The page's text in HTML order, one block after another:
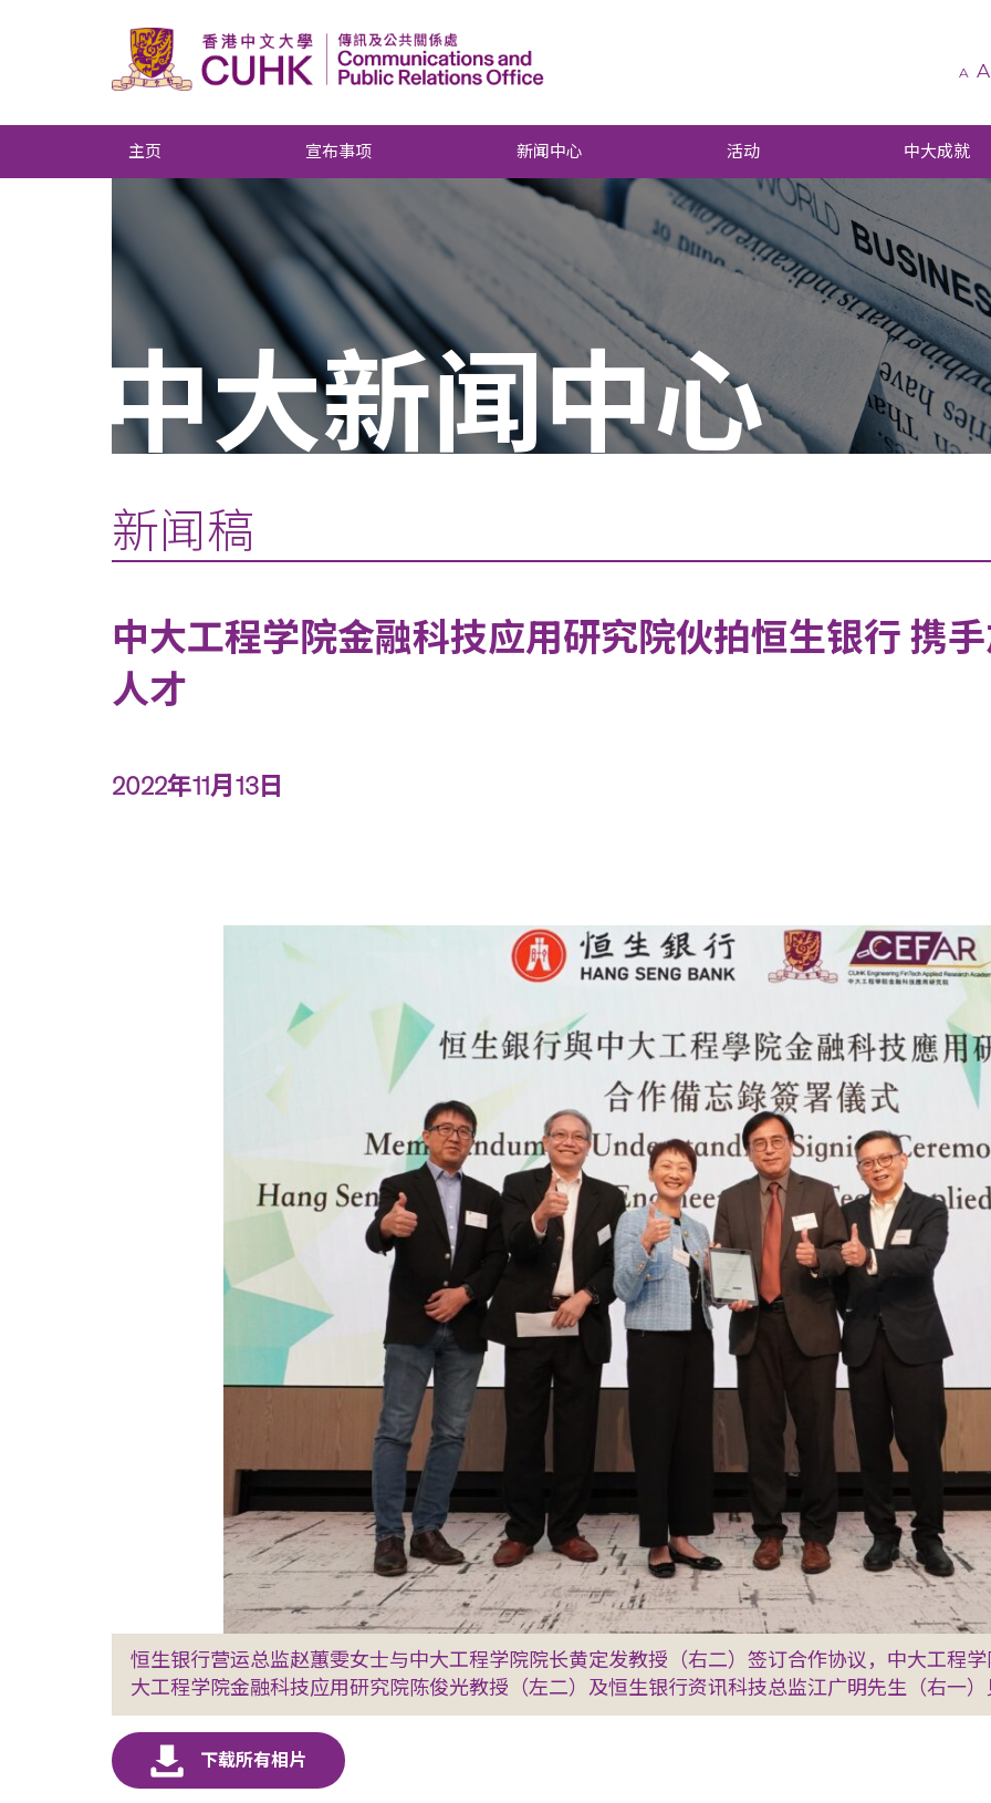
A A
主页 宣布事项 新闻中心 活动 中大成就
中大新闻中心
新闻稿
中大工程学院金融科技应用研究院伙拍恒生银行 携
人才
2022年11月13日
恒生银行营运总监赵蕙雯女士与中大工程学院院长黄定发教授（右二）签订合作协议，中大工程
大工程学院金融科技应用研究院陈俊光教授（左二）及恒生银行资讯科技总监江广明先生（右一）